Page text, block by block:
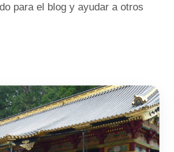
para el blog y ayudar a otros